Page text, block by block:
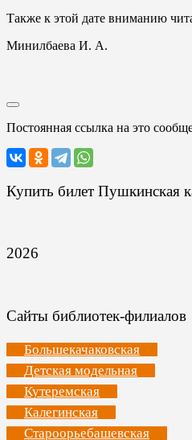
Также к этой дате вниманию
Минилбаева И. А.
Постоянная ссылка на это
Купить билет Пушкинская
2026
Сайты библиотек-филиалов
Большекачаковская
Детская модельная
Кутеремская
Калегинская
Староорьебашевская